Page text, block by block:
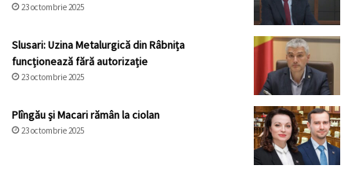
23 octombrie 2025
Slusari: Uzina Metalurgică din Râbnița
funcționează fără autorizație
23 octombrie 2025
Plîngău și Macari rămân la ciolan
23 octombrie 2025